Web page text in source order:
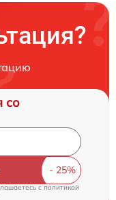
со
c политикой